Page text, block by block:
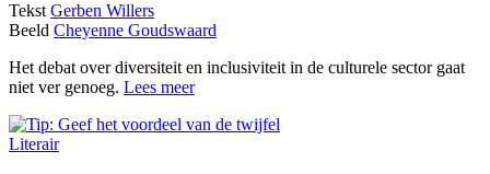
Tekst Gerben Willers
Beeld Cheyenne Goudswaard
Het debat over diversiteit en inclusiviteit in de culturele sector gaat
niet ver genoeg. Lees meer
Literair